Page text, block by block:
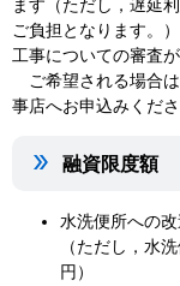
ます（ただし，遅延
ご負担となります。
工事についての審査が
ご希望される場合
事店へお申込みくださ
融資限度額
水洗便所への
（ただし，水
円）